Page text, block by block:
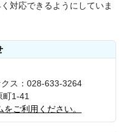
対応できるようにしていま
ス：028-633-3264
1-41
ご利用ください。